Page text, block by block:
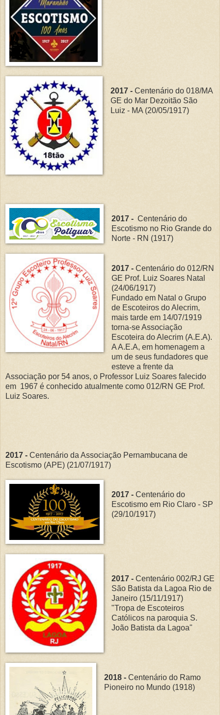
2017 -Centenário do 018/MA
GE do Mar Dezoitão São
Luiz - MA (20/05/1917)
2017 -Centenário do
Escotismo no Rio Grande do
Norte - RN (1917)
2017 -Centenário do 012/RN
GE Prof. Luiz Soares Natal
(24/06/1917)
Fundado em Natal o Grupo
de Escoteiros do Alecrim,
mais tarde em 14/07/1919
torna-se Associação
Escoteira do Alecrim (A.E.A).
A A.E.A, em homenagem a
um de seus fundadores que
esteve a frente da
Associação por 54 anos, o Professor Luiz Soares falecido
em 1967 é conhecido atualmente como 012/RN GE Prof.
Luiz Soares.
2017 - Centenário da Associação Pernambucana de
Escotismo (APE) (21/07/1917)
2017 -Centenário do
Escotismo em Rio Claro - SP
(29/10/1917)
2017 -Centenário 002/RJ GE
São Batista da Lagoa Rio de
Janeiro (15/11/1917)
"Tropa de Escoteiros
Católicos na paroquia S.
João Batista da Lagoa"
2018 -Centenário do Ramo
Pioneiro no Mundo (1918)